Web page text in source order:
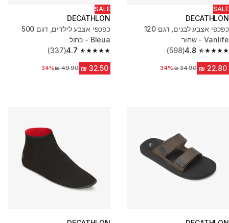
SALE
DECATHLON
כפכפי אצבע לבנים, דגם 120
Vanlife - שחור
4.8
4.8 out of 5 stars from 598 reviews
(598)
מחיר לפני הנחה‏34.90 ₪
34%
SALE
DECATHLON
כפכפי אצבע לילדים, דגם 500
Bleua - כחול
4.7
4.7 out of 5 stars from 337 reviews
(337)
מחיר לפני הנחה‏49.90 ₪
34%